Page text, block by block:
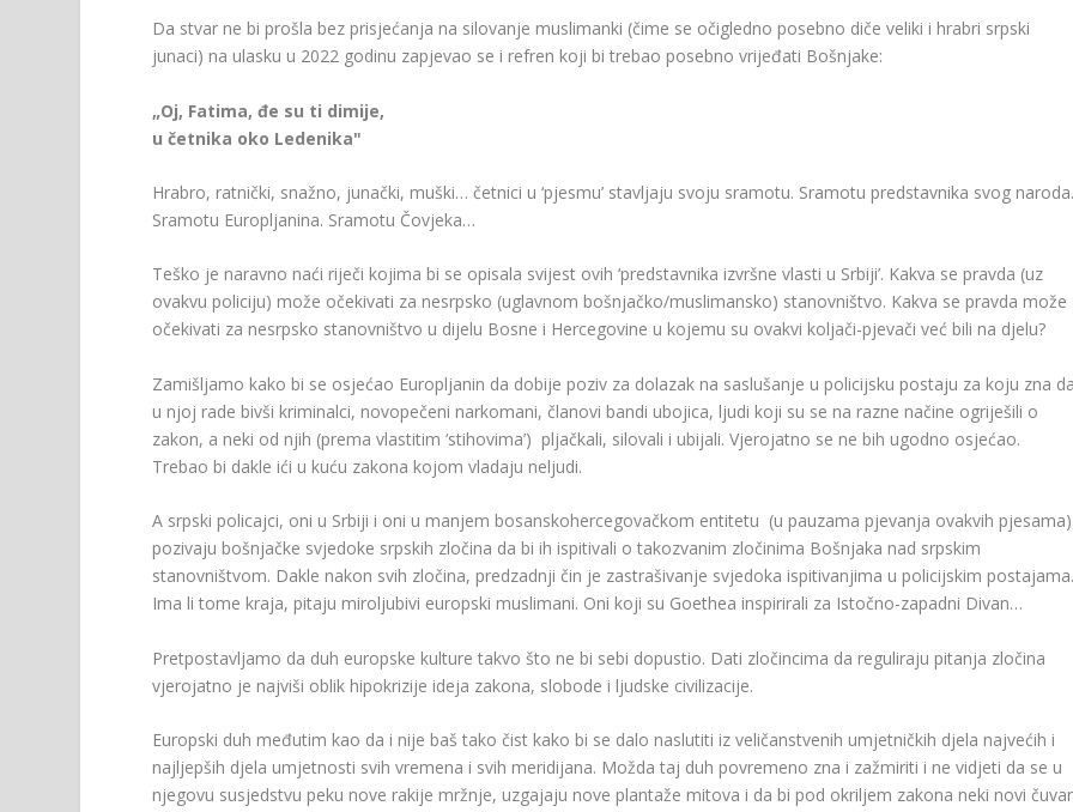
Da stvar ne bi prošla bez prisjećanja na silovanje muslimanki (čime se očigledno posebno diče veliki i hrabri srpski
junaci) na ulasku u 2022 godinu zapjevao se i refren koji bi trebao posebno vrijeđati Bošnjake:
„Oj, Fatima, đe su ti dimije,
u četnika oko Ledenika"
Hrabro, ratnički, snažno, junački, muški… četnici u ‘pjesmu’ stavljaju svoju sramotu. Sramotu predstavnika svog
Sramotu Europljanina. Sramotu Čovjeka…
Teško je naravno naći riječi kojima bi se opisala svijest ovih ‘predstavnika izvršne vlasti u Srbiji’. Kakva se pravda (uz
ovakvu policiju) može očekivati za nesrpsko (uglavnom bošnjačko/muslimansko) stanovništvo. Kakva se pravda može
očekivati za nesrpsko stanovništvo u dijelu Bosne i Hercegovine u kojemu su ovakvi koljači-pjevači već bili na djelu?
Zamišljamo kako bi se osjećao Europljanin da dobije poziv za dolazak na saslušanje u policijsku postaju za koju zna
u njoj rade bivši kriminalci, novopečeni narkomani, članovi bandi ubojica, ljudi koji su se na razne načine ogriješili o
zakon, a neki od njih (prema vlastitim ‘stihovima’) pljačkali, silovali i ubijali. Vjerojatno se ne bih ugodno osjećao.
Trebao bi dakle ići u kuću zakona kojom vladaju neljudi.
A srpski policajci, oni u Srbiji i oni u manjem bosanskohercegovačkom entitetu (u pauzama pjevanja ovakvih pjesama)
pozivaju bošnjačke svjedoke srpskih zločina da bi ih ispitivali o takozvanim zločinima Bošnjaka nad srpskim
stanovništvom. Dakle nakon svih zločina, predzadnji čin je zastrašivanje svjedoka ispitivanjima u policijskim
Ima li tome kraja, pitaju miroljubivi europski muslimani. Oni koji su Goethea inspirirali za Istočno-zapadni Divan…
Pretpostavljamo da duh europske kulture takvo što ne bi sebi dopustio. Dati zločincima da reguliraju pitanja zločina
vjerojatno je najviši oblik hipokrizije ideja zakona, slobode i ljudske civilizacije.
Europski duh međutim kao da i nije baš tako čist kako bi se dalo naslutiti iz veličanstvenih umjetničkih djela najvećih i
najljepših djela umjetnosti svih vremena i svih meridijana. Možda taj duh povremeno zna i zažmiriti i ne vidjeti da se u
njegovu susjedstvu peku nove rakije mržnje, uzgajaju nove plantaže mitova i da bi pod okriljem zakona neki novi